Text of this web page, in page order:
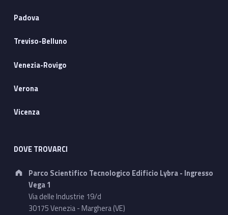
Padova
Treviso-Belluno
Venezia-Rovigo
Verona
Vicenza
DOVE TROVARCI
Address:
Parco Scientifico Tecnologico Edificio Lybra - Ingresso
Vega 1
Via delle Industrie 19/d
30175 Venezia - Marghera (VE)